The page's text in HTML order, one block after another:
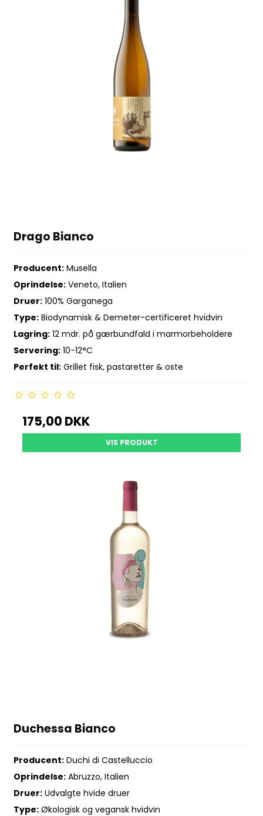
Drago Bianco
Producent: Musella
Oprindelse: Veneto, Italien
Druer: 100% Garganega
Type: Biodynamisk & Demeter-certificeret hvidvin
Lagring: 12 mdr. på gærbundfald i marmorbeholdere
Servering: 10-12°C
Perfekt til: Grillet fisk, pastaretter & oste
175,00 DKK
VIS PRODUKT
Duchessa Bianco
Producent: Duchi di Castelluccio
Oprindelse: Abruzzo, Italien
Druer: Udvalgte hvide druer
Type: Økologisk og vegansk hvidvin